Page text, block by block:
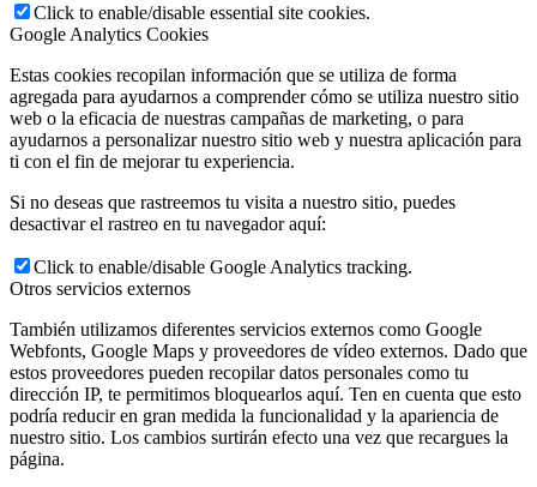
Click to enable/disable essential site cookies.
Google Analytics Cookies
Estas cookies recopilan información que se utiliza de forma
agregada para ayudarnos a comprender cómo se utiliza nuestro sitio
web o la eficacia de nuestras campañas de marketing, o para
ayudarnos a personalizar nuestro sitio web y nuestra aplicación para
ti con el fin de mejorar tu experiencia.
Si no deseas que rastreemos tu visita a nuestro sitio, puedes
desactivar el rastreo en tu navegador aquí:
Click to enable/disable Google Analytics tracking.
Otros servicios externos
También utilizamos diferentes servicios externos como Google
Webfonts, Google Maps y proveedores de vídeo externos. Dado que
estos proveedores pueden recopilar datos personales como tu
dirección IP, te permitimos bloquearlos aquí. Ten en cuenta que esto
podría reducir en gran medida la funcionalidad y la apariencia de
nuestro sitio. Los cambios surtirán efecto una vez que recargues la
página.